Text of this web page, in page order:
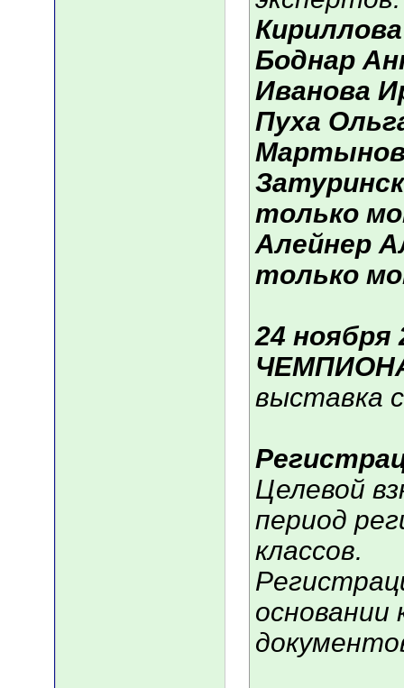
Боднар
Иванова
Пуха
только
Алейнер
только
24 ноября
выставка
Целевой
период
классов.
основании